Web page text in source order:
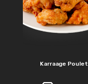
Karraage Poulet